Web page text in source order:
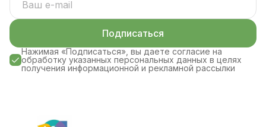
Подписаться
Нажимая «Подписаться», вы даете согласие на
обработку указанных персональных данных в целях
получения информационной и рекламной рассылки